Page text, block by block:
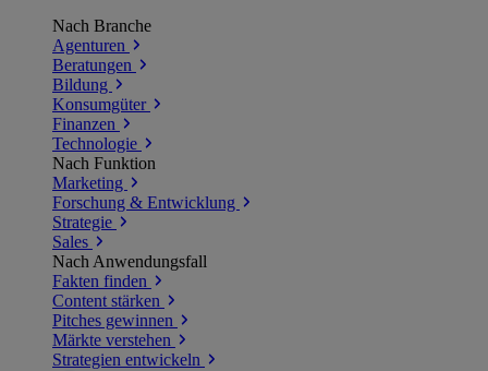
Nach Branche
Agenturen
Beratungen
Bildung
Konsumgüter
Finanzen
Technologie
Nach Funktion
Marketing
Forschung & Entwicklung
Strategie
Sales
Nach Anwendungsfall
Fakten finden
Content stärken
Pitches gewinnen
Märkte verstehen
Strategien entwickeln